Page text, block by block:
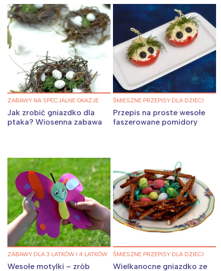
ZABAWY NA SPECJALNE OKAZJE
Jak zrobić gniazdko dla
ptaka? Wiosenna zabawa
ŚMIESZNE PRZEPISY DLA DZIECI
Przepis na proste wesołe
faszerowane pomidory
ZABAWY DLA 3 LATKÓW I 4 LATKÓW
Wesołe motylki – zrób
ŚMIESZNE PRZEPISY DLA DZIECI
Wielkanocne gniazdko ze